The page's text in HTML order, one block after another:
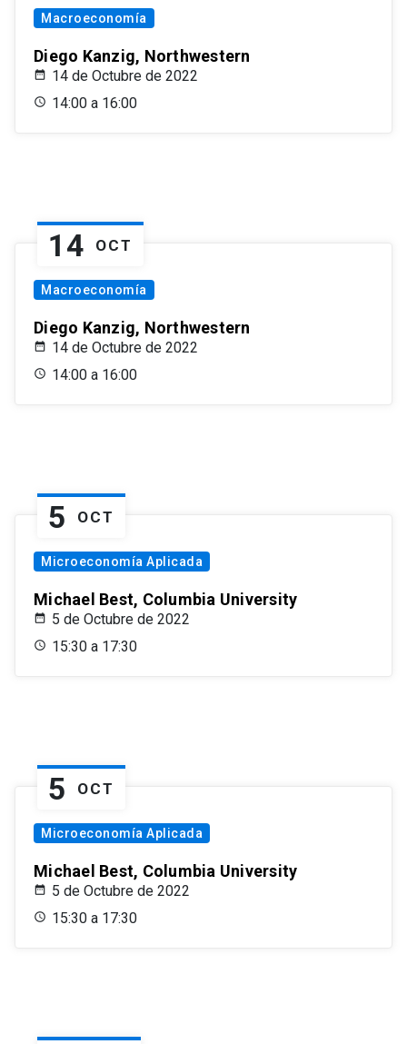
Macroeconomía
Diego Kanzig, Northwestern
14 de Octubre de 2022
14:00 a 16:00
14 OCT
Macroeconomía
Diego Kanzig, Northwestern
14 de Octubre de 2022
14:00 a 16:00
5 OCT
Microeconomía Aplicada
Michael Best, Columbia University
5 de Octubre de 2022
15:30 a 17:30
5 OCT
Microeconomía Aplicada
Michael Best, Columbia University
5 de Octubre de 2022
15:30 a 17:30